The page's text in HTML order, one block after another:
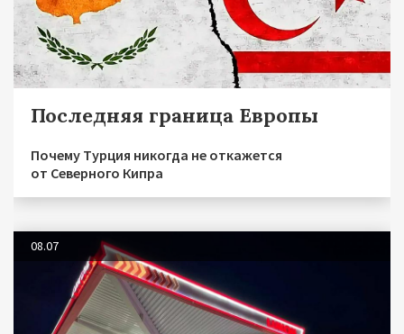
Последняя граница Европы
Почему Турция никогда не откажется
от Северного Кипра
08.07